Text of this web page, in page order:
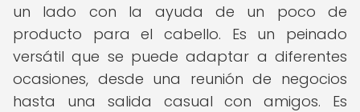
un lado con la ayuda de un poco de
producto para el cabello. Es un peinado
versátil que se puede adaptar a diferentes
ocasiones, desde una reunión de negocios
hasta una salida casual con amigos. Es